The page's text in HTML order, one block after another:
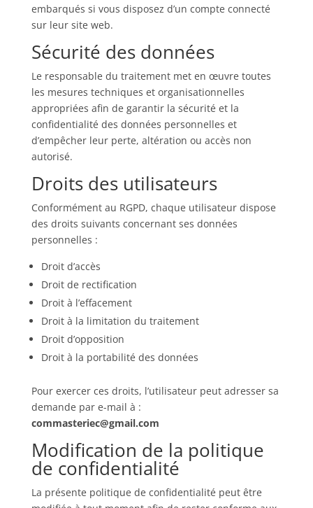
embarqués si vous disposez d’un compte connecté
sur leur site web.
Sécurité des données
Le responsable du traitement met en œuvre toutes
les mesures techniques et organisationnelles
appropriées afin de garantir la sécurité et la
confidentialité des données personnelles et
d’empêcher leur perte, altération ou accès non
autorisé.
Droits des utilisateurs
Conformément au RGPD, chaque utilisateur dispose
des droits suivants concernant ses données
personnelles :
Droit d’accès
Droit de rectification
Droit à l’effacement
Droit à la limitation du traitement
Droit d’opposition
Droit à la portabilité des données
Pour exercer ces droits, l’utilisateur peut adresser sa
demande par e-mail à :
commasteriec@gmail.com
Modification de la politique
de confidentialité
La présente politique de confidentialité peut être